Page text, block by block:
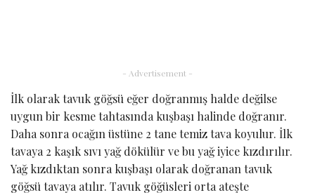
- Advertisement -
İlk olarak tavuk göğsü eğer doğranmış halde değilse
uygun bir kesme tahtasında kuşbaşı halinde doğranır.
Daha sonra ocağın üstüne 2 tane temiz tava koyulur. İlk
tavaya 2 kaşık sıvı yağ dökülür ve bu yağ iyice kızdırılır.
Yağ kızdıktan sonra kuşbaşı olarak doğranan tavuk
göğsü tavaya atılır. Tavuk göğüsleri orta ateşte